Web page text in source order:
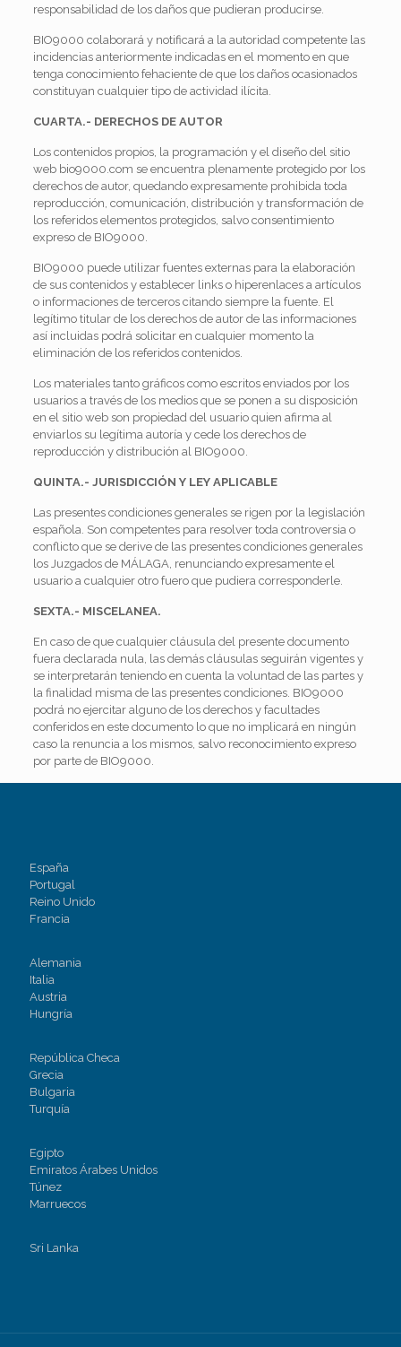
responsabilidad de los daños que pudieran producirse.
BIO9000 colaborará y notificará a la autoridad competente las
incidencias anteriormente indicadas en el momento en que
tenga conocimiento fehaciente de que los daños ocasionados
constituyan cualquier tipo de actividad ilícita.
CUARTA.- DERECHOS DE AUTOR
Los contenidos propios, la programación y el diseño del sitio
web bio9000.com se encuentra plenamente protegido por los
derechos de autor, quedando expresamente prohibida toda
reproducción, comunicación, distribución y transformación de
los referidos elementos protegidos, salvo consentimiento
expreso de BIO9000.
BIO9000 puede utilizar fuentes externas para la elaboración
de sus contenidos y establecer links o hiperenlaces a artículos
o informaciones de terceros citando siempre la fuente. El
legítimo titular de los derechos de autor de las informaciones
así incluidas podrá solicitar en cualquier momento la
eliminación de los referidos contenidos.
Los materiales tanto gráficos como escritos enviados por los
usuarios a través de los medios que se ponen a su disposición
en el sitio web son propiedad del usuario quien afirma al
enviarlos su legítima autoría y cede los derechos de
reproducción y distribución al BIO9000.
QUINTA.- JURISDICCIÓN Y LEY APLICABLE
Las presentes condiciones generales se rigen por la legislación
española. Son competentes para resolver toda controversia o
conflicto que se derive de las presentes condiciones generales
los Juzgados de MÁLAGA, renunciando expresamente el
usuario a cualquier otro fuero que pudiera corresponderle.
SEXTA.- MISCELANEA.
En caso de que cualquier cláusula del presente documento
fuera declarada nula, las demás cláusulas seguirán vigentes y
se interpretarán teniendo en cuenta la voluntad de las partes y
la finalidad misma de las presentes condiciones. BIO9000
podrá no ejercitar alguno de los derechos y facultades
conferidos en este documento lo que no implicará en ningún
caso la renuncia a los mismos, salvo reconocimiento expreso
por parte de BIO9000.
España
Portugal
Reino Unido
Francia
Alemania
Italia
Austria
Hungría
República Checa
Grecia
Bulgaria
Turquía
Egipto
Emiratos Árabes Unidos
Túnez
Marruecos
Sri Lanka